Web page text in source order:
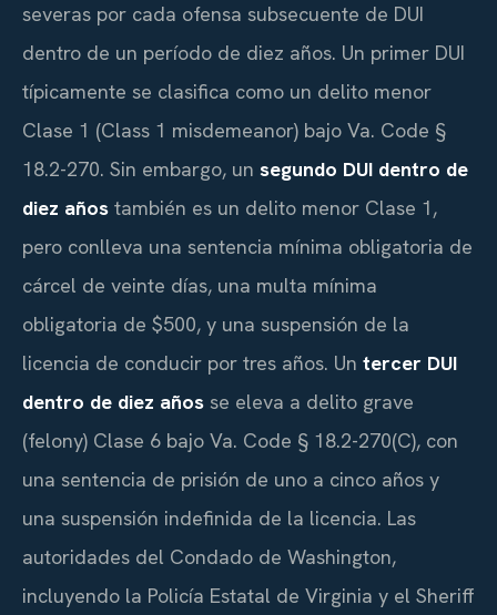
severas por cada ofensa subsecuente de DUI
dentro de un período de diez años. Un primer DUI
típicamente se clasifica como un delito menor
Clase 1 (Class 1 misdemeanor) bajo Va. Code §
18.2-270. Sin embargo, un segundo DUI dentro de
diez años también es un delito menor Clase 1,
pero conlleva una sentencia mínima obligatoria de
cárcel de veinte días, una multa mínima
obligatoria de $500, y una suspensión de la
licencia de conducir por tres años. Un tercer DUI
dentro de diez años se eleva a delito grave
(felony) Clase 6 bajo Va. Code § 18.2-270(C), con
una sentencia de prisión de uno a cinco años y
una suspensión indefinida de la licencia. Las
autoridades del Condado de Washington,
incluyendo la Policía Estatal de Virginia y el Sheriff